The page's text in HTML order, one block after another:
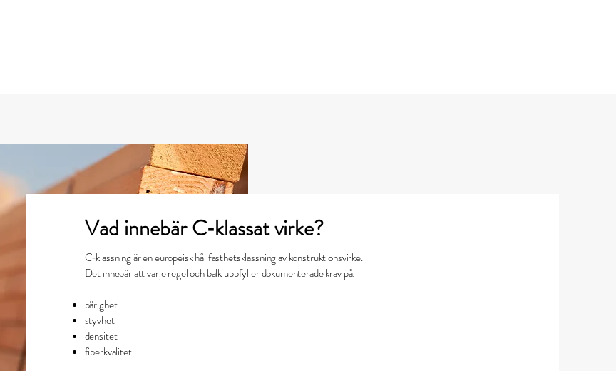
Vad innebär C‑klassat virke?
C‑klassning är en europeisk hållfasthetsklassning av konstruktionsvirke.
Det innebär att varje regel och balk uppfyller dokumenterade krav på:
bärighet
styvhet
densitet
fiberkvalitet